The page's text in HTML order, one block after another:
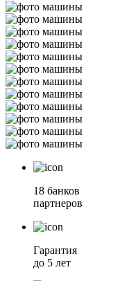
18 банков
партнеров
Гарантия
до 5 лет